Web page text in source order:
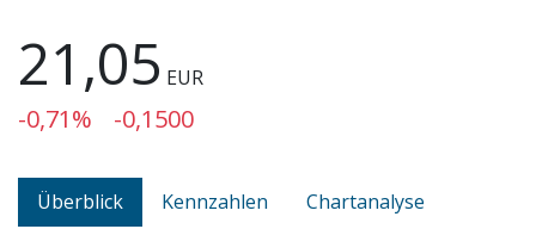
21,05 EUR
-0,71% -0,1500
Überblick Kennzahlen
Chartanalyse